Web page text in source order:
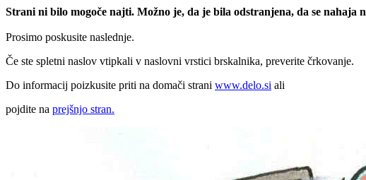
Strani ni bilo mogoče najti. Možno je, da je bila odstranjena, da se nahaja
Prosimo poskusite naslednje.
Če ste spletni naslov vtipkali v naslovni vrstici brskalnika, preverite črkovanje.
Do informacij poizkusite priti na domači strani www.delo.si ali
pojdite na prejšnjo stran.